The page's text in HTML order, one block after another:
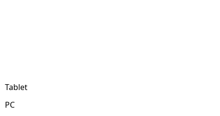
Tablet
PC